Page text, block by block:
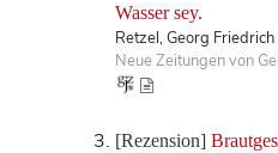
Wasser sey.
Retzel, Georg Friedrich
Neue Zeitungen von
[Rezension]